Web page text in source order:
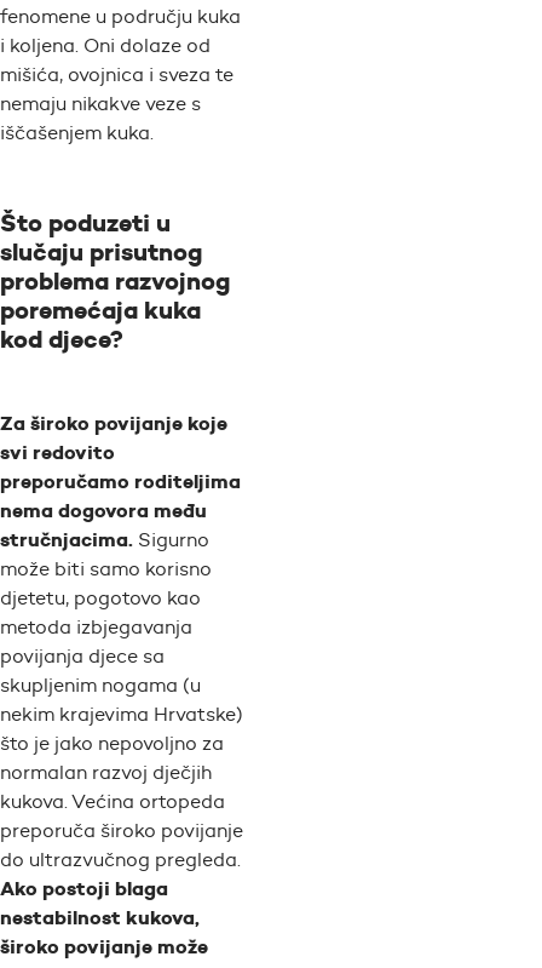
fenomene u području kuka
i koljena. Oni dolaze od
mišića, ovojnica i sveza te
nemaju nikakve veze s
iščašenjem kuka.
Što poduzeti u
slučaju prisutnog
problema razvojnog
poremećaja kuka
kod djece?
Za široko povijanje koje
svi redovito
preporučamo roditeljima
nema dogovora među
stručnjacima. Sigurno
može biti samo korisno
djetetu, pogotovo kao
metoda izbjegavanja
povijanja djece sa
skupljenim nogama (u
nekim krajevima Hrvatske)
što je jako nepovoljno za
normalan razvoj dječjih
kukova. Većina ortopeda
preporuča široko povijanje
do ultrazvučnog pregleda.
Ako postoji blaga
nestabilnost kukova,
široko povijanje može